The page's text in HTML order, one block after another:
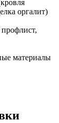
оргалит)
материалы